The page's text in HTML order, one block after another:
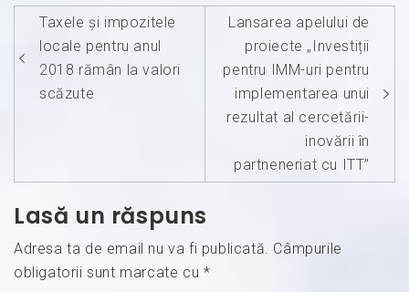
Navigare
în
articole
Taxele și impozitele
locale pentru anul
2018 rămân la valori
scăzute
Lansarea apelului de
proiecte „Investiții
pentru IMM-uri pentru
implementarea unui
rezultat al cercetării-
inovării în
partneneriat cu ITT”
Lasă un răspuns
Adresa ta de email nu va fi publicată. Câmpurile
obligatorii sunt marcate cu *